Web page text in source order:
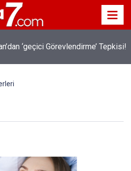
Ödem Şikayetini Hafife Almayın!